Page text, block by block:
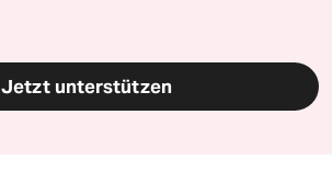
Jetzt unterstützen